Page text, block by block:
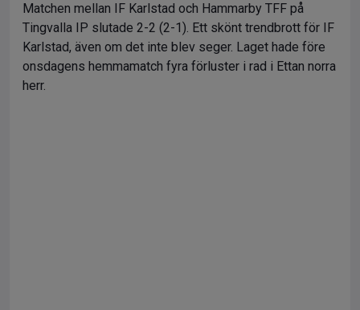
Matchen mellan IF Karlstad och Hammarby TFF på
Tingvalla IP slutade 2-2 (2-1). Ett skönt trendbrott för IF
Karlstad, även om det inte blev seger. Laget hade före
onsdagens hemmamatch fyra förluster i rad i Ettan norra
herr.